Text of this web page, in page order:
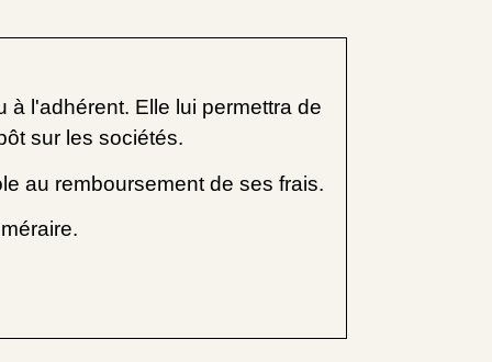
l'adhérent. Elle lui permettra de
sur les sociétés.
au remboursement de ses frais.